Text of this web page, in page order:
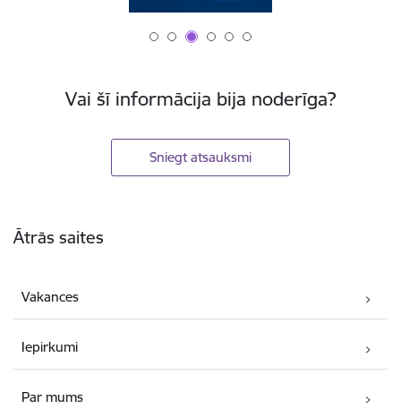
Vai šī informācija bija noderīga?
Sniegt atsauksmi
Ātrās saites
Vakances
Iepirkumi
Par mums